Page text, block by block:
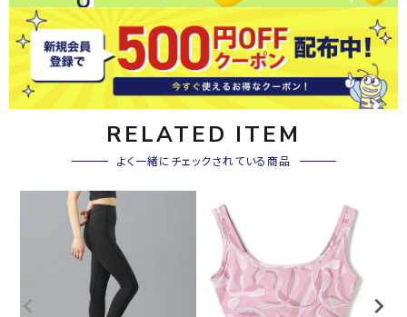
RELATED ITEM
よく一緒にチェックされている商品